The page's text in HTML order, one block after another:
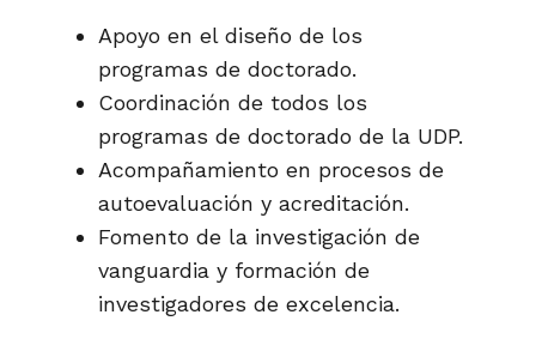
Apoyo en el diseño de los
programas de doctorado.
Coordinación de todos los
programas de doctorado de la UDP.
Acompañamiento en procesos de
autoevaluación y acreditación.
Fomento de la investigación de
vanguardia y formación de
investigadores de excelencia.